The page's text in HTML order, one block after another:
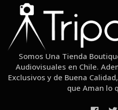
Somos Una Tienda
Audiovisuales en Chile.
Exclusivos y de Buena
que Aman lo